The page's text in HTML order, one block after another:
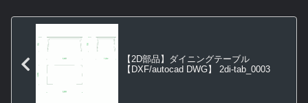
【2D部品】ダイニングテーブル
【DXF/autocad DWG】 2di-tab_0003